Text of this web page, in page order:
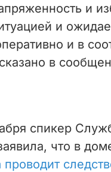
и
и
и в
в
спикер
что в
проводит